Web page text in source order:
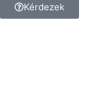
Kérdezek
Tedd fel